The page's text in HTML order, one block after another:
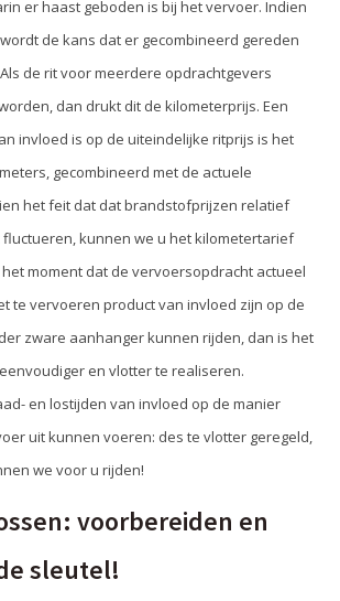
er haast geboden is bij het vervoer. Indien
de kans dat er gecombineerd gereden
de rit voor meerdere opdrachtgevers
dan drukt dit de kilometerprijs. Een
invloed is op de uiteindelijke ritprijs is het
gecombineerd met de actuele
het feit dat dat brandstofprijzen relatief
fluctueren, kunnen we u het kilometertarief
moment dat de vervoersopdracht actueel
te vervoeren product van invloed zijn op de
zware aanhanger kunnen rijden, dan is het
en vlotter te realiseren.
en lostijden van invloed op de manier
uit kunnen voeren: des te vlotter geregeld,
we voor u rijden!
voorbereiden en
sleutel!